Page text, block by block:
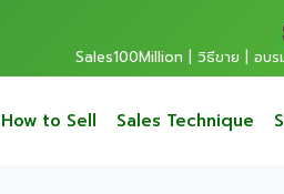
Sales100Million | วิธีขาย | อบร
How to Sell Sales Technique